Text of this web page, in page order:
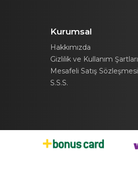
Kurumsal
Hakkımızda
Gizlilik ve Kullanım Şartları
Mesafeli Satış Sözleşmesi
S.S.S.